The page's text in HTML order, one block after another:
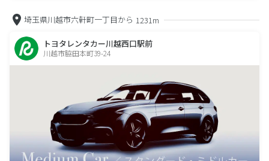
埼玉県川越市六軒町一丁目から 1231m
トヨタレンタカー川越西口駅前
川越市脇田本町39-24